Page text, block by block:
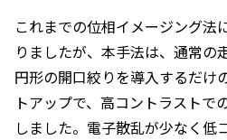
これまでの位相イメージング法
りましたが、本手法は、通常の
円形の開口絞りを導入するだけ
トアップで、高コントラストで
しました。電子散乱が少なく低